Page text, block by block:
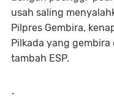
usah saling
Pilpres Gembira,
Pilkada yang
tambah ESP.
-